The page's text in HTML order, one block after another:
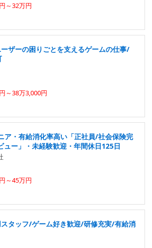
～32万円
ーザーの困りごとを支えるゲームの仕事/
～38万3,000円
ア・有給消化率高い「正社員/社会保険完
ュー」・未経験歓迎・年間休日125日
～45万円
タッフ/ゲーム好き歓迎/研修充実/有給消